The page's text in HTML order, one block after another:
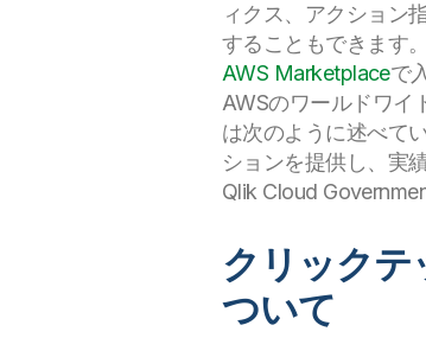
ィクス、アクション
することもできます。
AWS Marketplaceで
AWSのワールドワイ
は次のように述べて
ションを提供し、実
Qlik Cloud
クリックテ
ついて